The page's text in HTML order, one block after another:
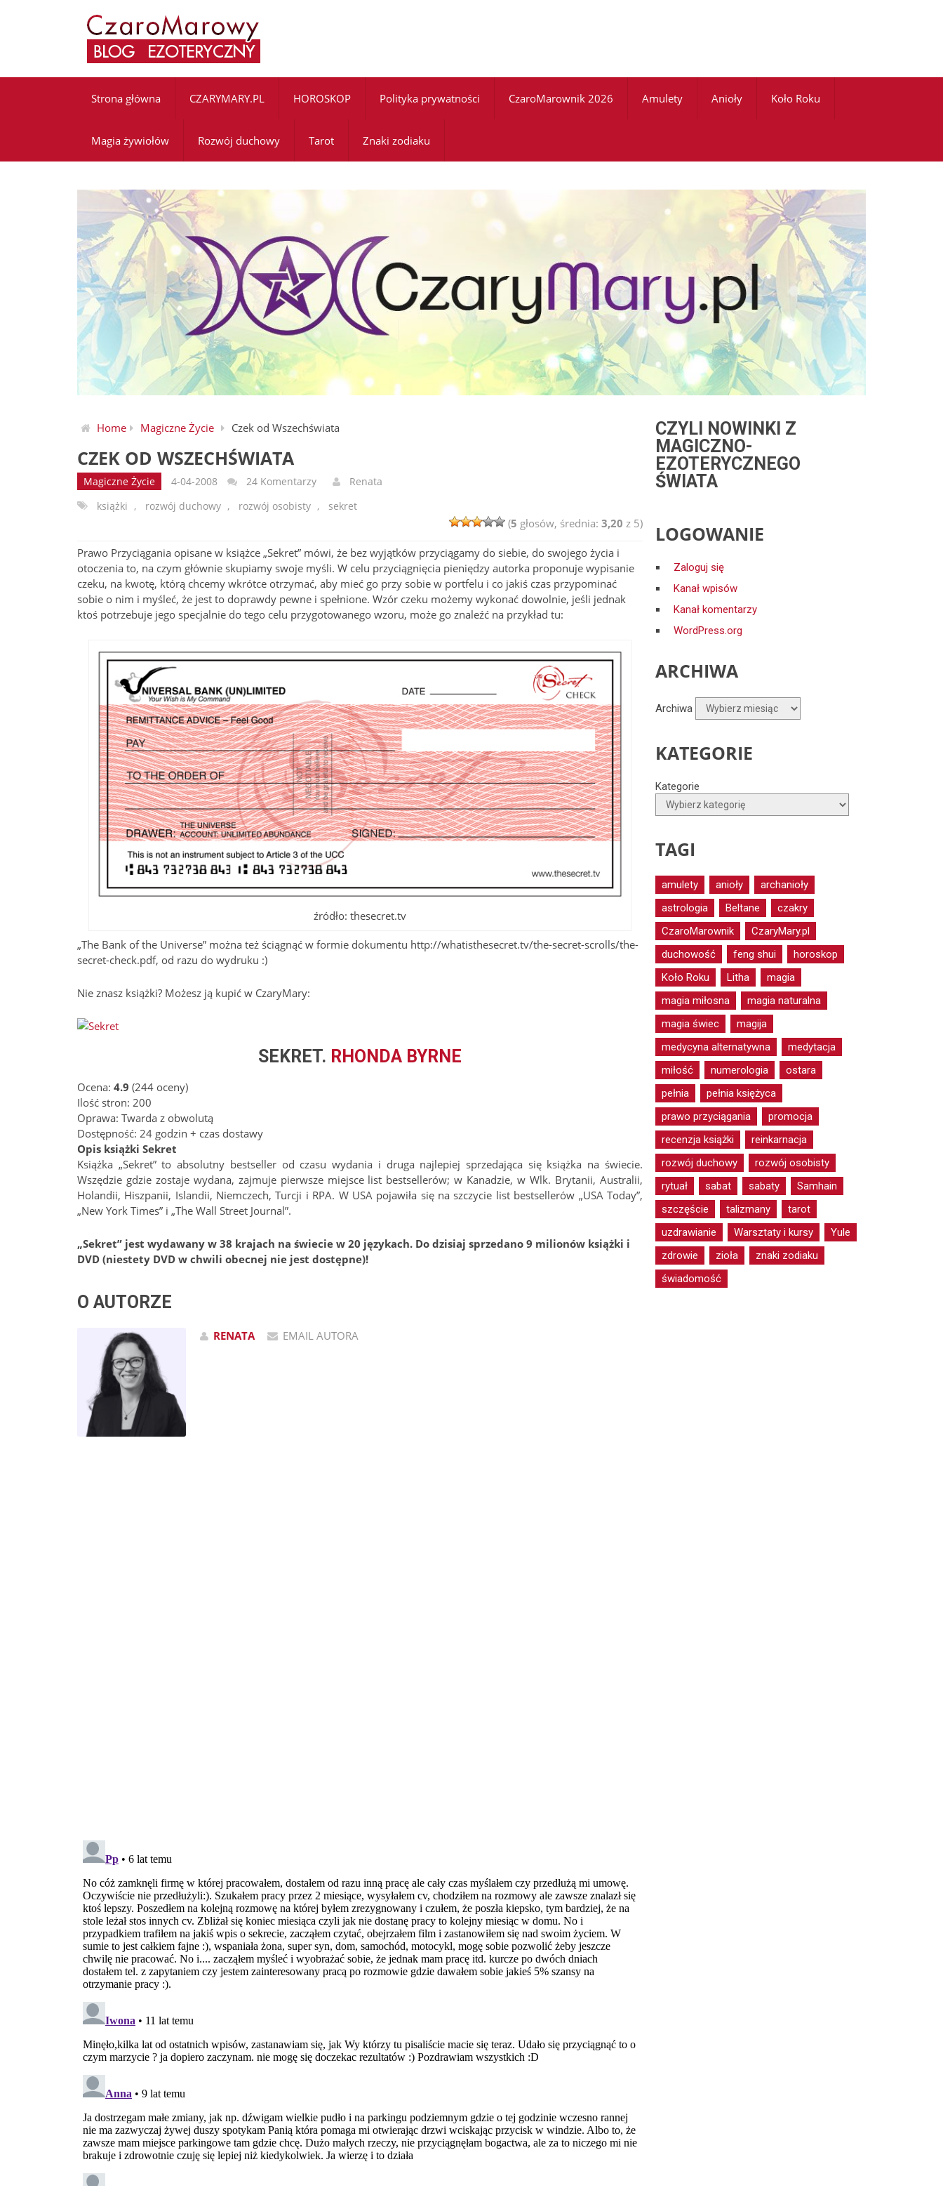
Strona główna CZARYMARY.PL HOROSKOP Polityka prywatności CzaroMarownik 2026 Amulety Anioły Koło Roku
Magia żywiołów Rozwój duchowy Tarot Znaki zodiaku
Home Magiczne Życie Czek od Wszechświata
CZEK OD WSZECHŚWIATA
Magiczne Życie 4-04-2008 24 Komentarzy
Renata
książki , rozwój duchowy , rozwój osobisty , sekret
(5 głosów, średnia: 3,20 z 5)
Prawo Przyciągania opisane w książce „Sekret” mówi, że bez wyjątków przyciągamy do siebie, do swojego życia i
otoczenia to, na czym głównie skupiamy swoje myśli. W celu przyciągnięcia pieniędzy autorka proponuje wypisanie
czeku, na kwotę, którą chcemy wkrótce otrzymać, aby mieć go przy sobie w portfelu i co jakiś czas przypominać
sobie o nim i myśleć, że jest to doprawdy pewne i spełnione. Wzór czeku możemy wykonać dowolnie, jeśli jednak
ktoś potrzebuje jego specjalnie do tego celu przygotowanego wzoru, może go znaleźć na przykład tu:
źródło: thesecret.tv
„The Bank of the Universe” można też ściągnąć w formie dokumentu http://whatisthesecret.tv/the-secret-scrolls/the-
secret-check.pdf, od razu do wydruku :)
Nie znasz książki? Możesz ją kupić w CzaryMary:
SEKRET. RHONDA BYRNE
Ocena: 4.9 (244 oceny)
Ilość stron: 200
Oprawa: Twarda z obwolutą
Dostępność: 24 godzin + czas dostawy
Opis książki Sekret
Książka „Sekret” to absolutny bestseller od czasu wydania i druga najlepiej sprzedająca się książka na świecie.
Wszędzie gdzie zostaje wydana, zajmuje pierwsze miejsce list bestsellerów; w Kanadzie, w Wlk. Brytanii, Australii,
Holandii, Hiszpanii, Islandii, Niemczech, Turcji i RPA. W USA pojawiła się na szczycie list bestsellerów „USA Today”,
„New York Times” i „The Wall Street Journal”.
„Sekret” jest wydawany w 38 krajach na świecie w 20 językach. Do dzisiaj sprzedano 9 milionów książki i
DVD (niestety DVD w chwili obecnej nie jest dostępne)!
O AUTORZE
RENATA EMAIL AUTORA
CZYLI NOWINKI Z
MAGICZNO-
EZOTERYCZNEGO
ŚWIATA
LOGOWANIE
Zaloguj się
Kanał wpisów
Kanał komentarzy
WordPress.org
ARCHIWA
Archiwa
KATEGORIE
Kategorie
TAGI
amulety anioły
archanioły
astrologia
Beltane
czakry
CzaroMarownik
CzaryMary.pl
duchowość
feng shui
horoskop
Koło Roku
Litha
magia
magia miłosna
magia naturalna
magia świec
magija
medycyna alternatywna
medytacja
miłość
numerologia
ostara
pełnia
pełnia księżyca
prawo przyciągania
promocja
recenzja książki
reinkarnacja
rozwój duchowy
rozwój osobisty
rytuał
sabat sabaty
Samhain
szczęście
talizmany
tarot
uzdrawianie
Warsztaty i kursy
Yule
zdrowie
zioła
znaki zodiaku
świadomość